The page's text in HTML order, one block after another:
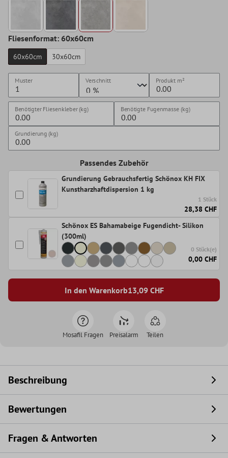
Fliesenformat: 60x60cm
60x60cm 30x60cm
Muster Verschnitt Produkt m²
Benötigter Fliesenkleber (kg) Benötigte Fugenmasse (kg)
Grundierung (kg)
Passendes Zubehör
Grundierung Gebrauchsfertig Schönox KH FIX
Kunstharzhaftdispersion 1 kg
1 Stück
28,38 CHF
Schönox ES Bahamabeige Fugendicht- Silikon
(300ml)
0 Stück(e)
0,00 CHF
In den Warenkorb13,09CHF
Mosafil Fragen Preisalarm Teilen
Beschreibung
Bewertungen
Fragen & Antworten